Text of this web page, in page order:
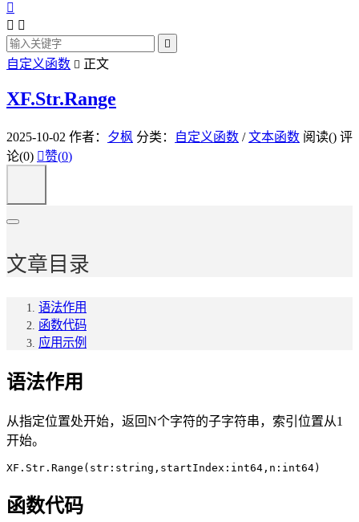

 

自定义函数  正文
XF.Str.Range
2025-10-02 作者： 夕枫 分类： 自定义函数 /文本函数 阅读() 评
论(0) 赞(0)
文章目录
语法作用
函数代码
应用示例
语法作用
从指定位置处开始，返回N个字符的子字符串，索引位置从1
开始。
XF.Str.Range(str:string,startIndex:int64,n:int64)
函数代码